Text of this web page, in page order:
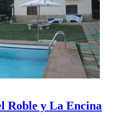
Roble y La Encina